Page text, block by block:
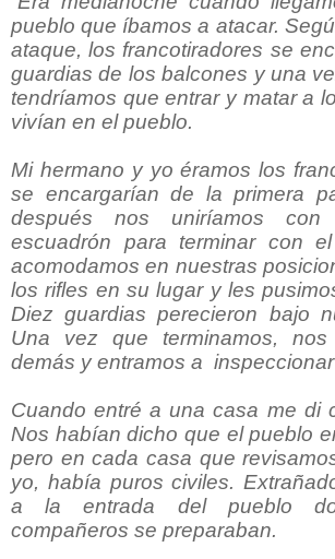
pueblo que íbamos a atacar.
ataque, los francotiradores se
guardias de los balcones y una
tendríamos que entrar y matar a
vivían en el pueblo.
Mi hermano y yo éramos los
se encargarían de la primera
después nos uniríamos
escuadrón para terminar con
acomodamos en nuestras
los rifles en su lugar y les
Diez guardias perecieron bajo
Una vez que terminamos,
demás y entramos a
Cuando entré a una casa me di
Nos habían dicho que el pueblo
pero en cada casa que
yo, había puros civiles.
a la entrada del pueblo
compañeros se preparaban.